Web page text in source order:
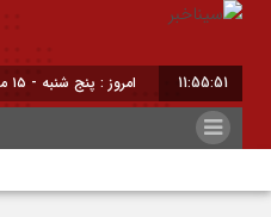
11:55:51 امروز : پنج شنبه - ۱۵ مرداد - ۱۴۰۵